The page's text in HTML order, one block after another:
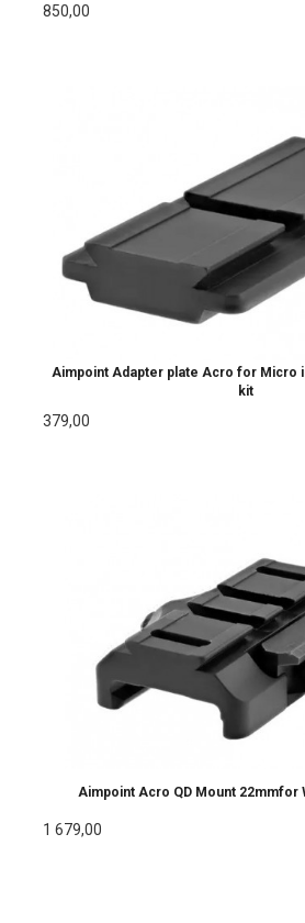
850,00
Aimpoint Adapter plate Acro for Micro
kit
379,00
Aimpoint Acro QD Mount 22mmfor
1 679,00